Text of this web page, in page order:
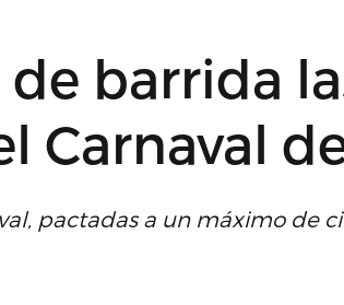
barrida
Carnaval
pactadas a un máximo de